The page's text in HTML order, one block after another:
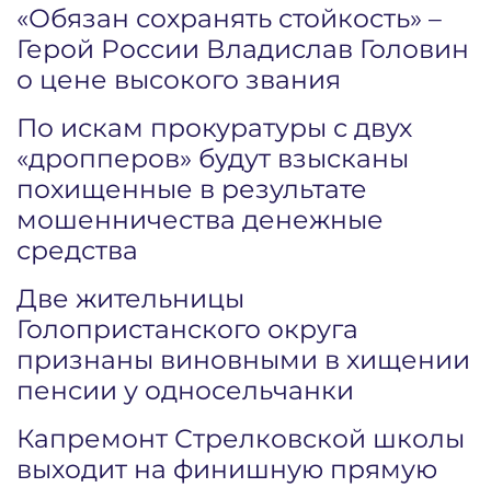
«Обязан сохранять стойкость» –
Герой России Владислав Головин
о цене высокого звания
По искам прокуратуры с двух
«дропперов» будут взысканы
похищенные в результате
мошенничества денежные
средства
Две жительницы
Голопристанского округа
признаны виновными в хищении
пенсии у односельчанки
Капремонт Стрелковской школы
выходит на финишную прямую